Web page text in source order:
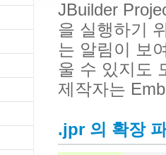
JBuilder
을 실행하기
는 알림이 보
울 수 있지도
제작자는
.jpr 의 확장